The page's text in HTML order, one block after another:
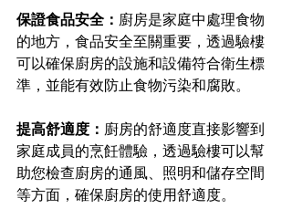
保證食品安全： 廚房是家庭中處理食物
的地方，食品安全至關重要，透過驗樓
可以確保廚房的設施和設備符合衛生標
準，並能有效防止食物污染和腐敗。
提高舒適度： 廚房的舒適度直接影響到
家庭成員的烹飪體驗，透過驗樓可以幫
助您檢查廚房的通風、照明和儲存空間
等方面，確保廚房的使用舒適度。